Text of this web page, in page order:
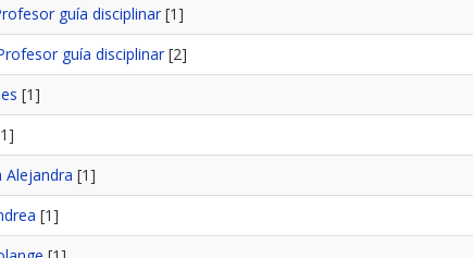
guía disciplinar[1]
guía disciplinar[2]
[1]
Alejandra [1]
[1]